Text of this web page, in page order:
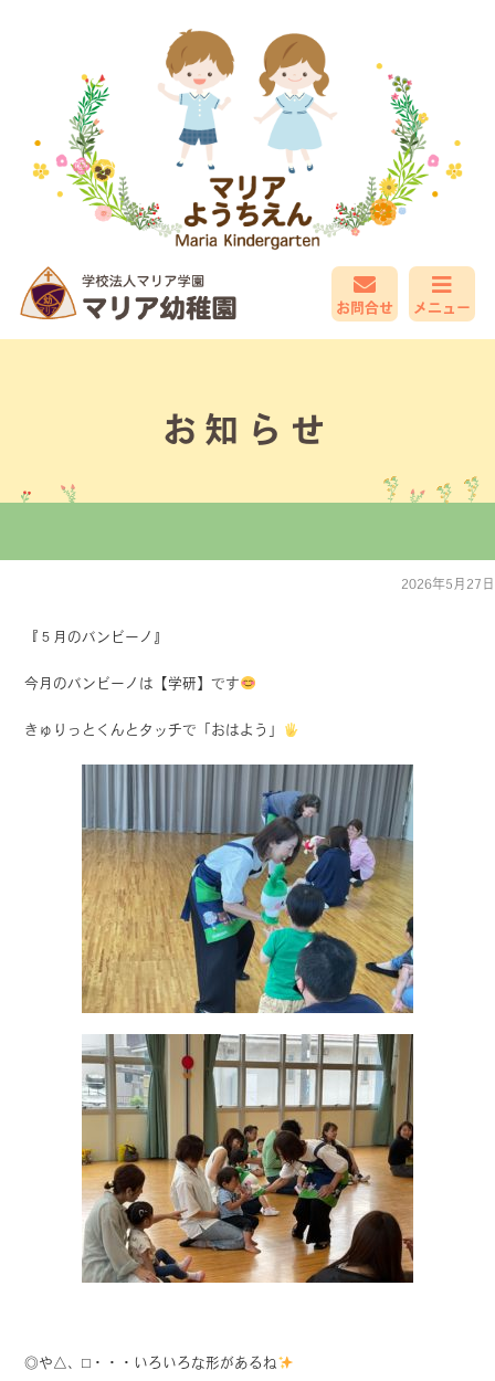
メニュー
お問合せ
お知らせ
2026年5月27日
『５月のバンビーノ』
今月のバンビーノは【学研】です
きゅりっとくんとタッチで「おはよう」
◎や△、⬜︎・・・いろいろな形があるね